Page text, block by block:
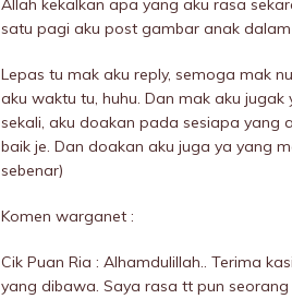
Allah kekalkan apa yang aku rasa
satu pagi aku post gambar anak
Lepas tu mak aku reply, semoga mak
aku waktu tu, huhu. Dan mak aku
sekali, aku doakan pada sesiapa yang
baik je. Dan doakan aku juga ya yang
sebenar)
Komen warganet :
Cik Puan Ria : Alhamdulillah.. Terima
yang dibawa. Saya rasa tt pun